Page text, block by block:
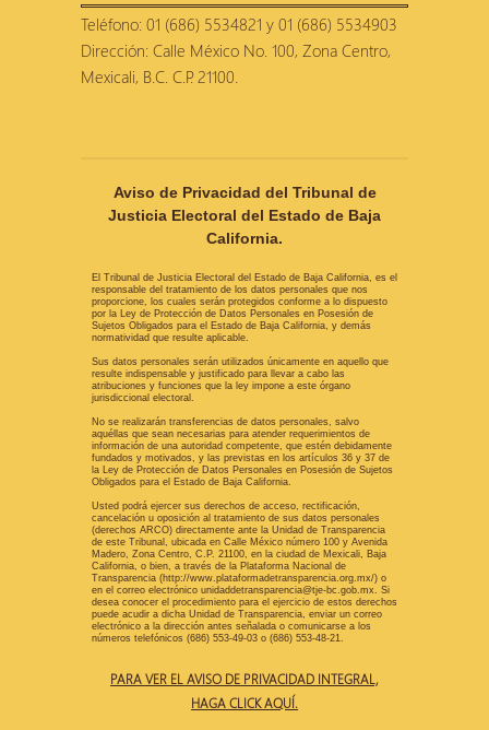
Teléfono: 01 (686) 5534821 y 01 (686) 5534903
Dirección: Calle México No. 100, Zona Centro,
Mexicali, B.C. C.P. 21100.
Aviso de Privacidad del Tribunal de
Justicia Electoral del Estado de Baja
California.
El Tribunal de Justicia Electoral del Estado de Baja California, es el
responsable del tratamiento de los datos personales que nos
proporcione, los cuales serán protegidos conforme a lo dispuesto
por la Ley de Protección de Datos Personales en Posesión de
Sujetos Obligados para el Estado de Baja California, y demás
normatividad que resulte aplicable.
Sus datos personales serán utilizados únicamente en aquello que
resulte indispensable y justificado para llevar a cabo las
atribuciones y funciones que la ley impone a este órgano
jurisdiccional electoral.
No se realizarán transferencias de datos personales, salvo
aquéllas que sean necesarias para atender requerimientos de
información de una autoridad competente, que estén debidamente
fundados y motivados, y las previstas en los artículos 36 y 37 de
la Ley de Protección de Datos Personales en Posesión de Sujetos
Obligados para el Estado de Baja California.
Usted podrá ejercer sus derechos de acceso, rectificación,
cancelación u oposición al tratamiento de sus datos personales
(derechos ARCO) directamente ante la Unidad de Transparencia
de este Tribunal, ubicada en Calle México número 100 y Avenida
Madero, Zona Centro, C.P. 21100, en la ciudad de Mexicali, Baja
California, o bien, a través de la Plataforma Nacional de
Transparencia (http://www.plataformadetransparencia.org.mx/) o
en el correo electrónico unidaddetransparencia@tje-bc.gob.mx. Si
desea conocer el procedimiento para el ejercicio de estos derechos
puede acudir a dicha Unidad de Transparencia, enviar un correo
electrónico a la dirección antes señalada o comunicarse a los
números telefónicos (686) 553-49-03 o (686) 553-48-21.
PARA VER EL AVISO DE PRIVACIDAD INTEGRAL,
HAGA CLICK AQUÍ.